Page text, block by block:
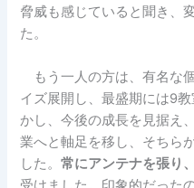
脅威も感じていると聞き、
た。
もう一人の方は、有名な
イズ展開し、最盛期には9
かし、今後の成長を見据え
業へと軸足を移し、そちら
した。常にアンテナを張り